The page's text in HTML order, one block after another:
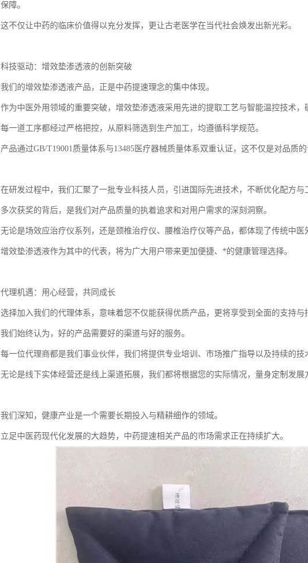
保障。
这不仅让中药的临床价值得以充分发挥，更让古老医学在当代社会焕发出新光彩。
科技驱动：增效垫渗透液的创新突破
我们的增效垫渗透液产品，正是中药提速理念的集中体现。
作为中医外用领域的重要突破，增效垫渗透液采用先进的提取工艺与智能温控技术
每一道工序都经过严格把控，从原料筛选到生产加工，均遵循科学规范。
产品通过GB/T19001质量体系与13485医疗器械质量体系双重认证，这不仅是对品质
在研发过程中，我们汇聚了一批专业科技人员，引进国际先进技术，不断优化配方与
多次获奖的背后，是我们对产品质量的执着追求和对用户需求的深刻洞察。
无论是场效应治疗仪系列，还是颈椎治疗仪、腰椎治疗仪等产品，都体现了传统中
增效垫渗透液作为其中的代表，将为广大用户带来更加便捷、*的健康管理选择。
代理机遇：用心经营，共同成长
选择加入我们的代理体系，意味着您不仅能获得优质产品，更将享受到全面的支持与
我们始终认为，好的产品需要好的渠道与好的服务。
每一位代理商都是我们事业伙伴，我们将提供专业培训、市场推广指导以及持续的
无论是线下实体经营还是线上渠道拓展，我们都将根据您的实际情况，量身定制发展
我们深知，健康产业是一个需要长期投入与精耕细作的领域。
立足中医药现代化发展的大趋势，中药提速相关产品的市场需求正在持续扩大。